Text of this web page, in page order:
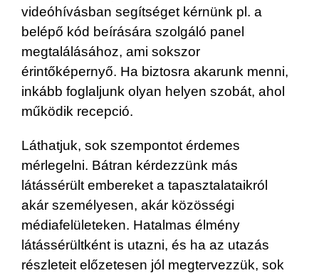
videóhívásban segítséget kérnünk pl. a
belépő kód beírására szolgáló panel
megtalálásához, ami sokszor
érintőképernyő. Ha biztosra akarunk menni,
inkább foglaljunk olyan helyen szobát, ahol
működik recepció.
Láthatjuk, sok szempontot érdemes
mérlegelni. Bátran kérdezzünk más
látássérült embereket a tapasztalataikról
akár személyesen, akár közösségi
médiafelületeken. Hatalmas élmény
látássérültként is utazni, és ha az utazás
részleteit előzetesen jól megtervezzük, sok